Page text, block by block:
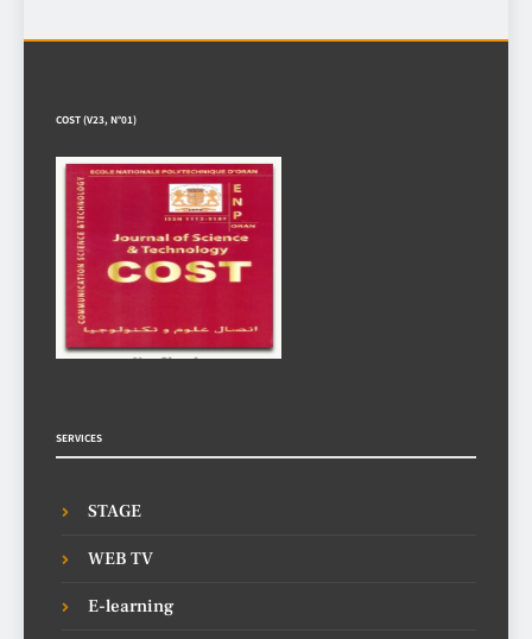
COST (V23, N°01)
SERVICES
STAGE
WEB TV
E-learning